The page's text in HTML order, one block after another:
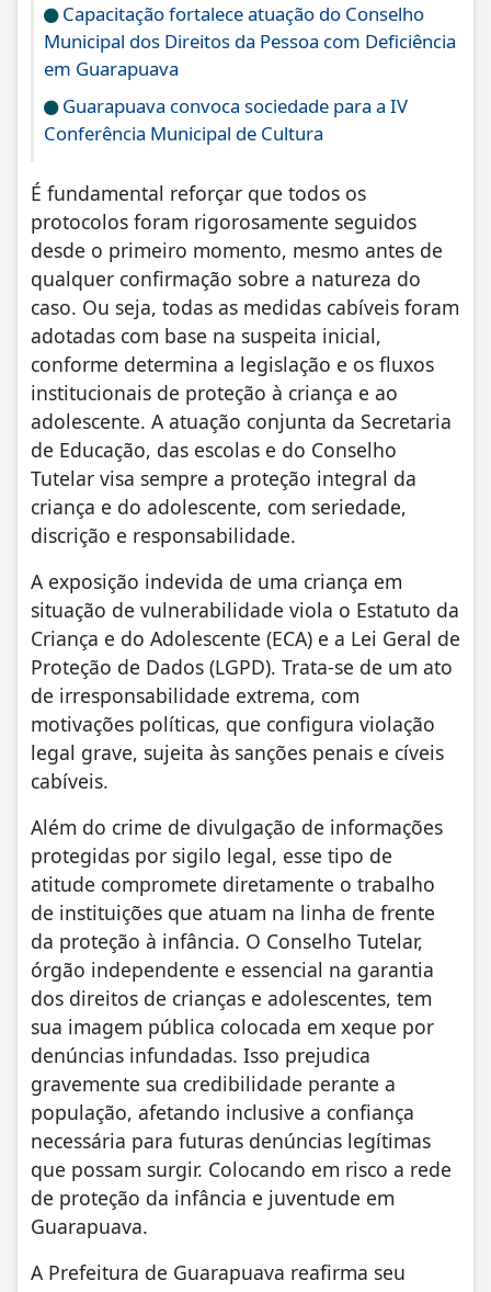
Capacitação fortalece atuação do Conselho
Municipal dos Direitos da Pessoa com Deficiência
em Guarapuava
Guarapuava convoca sociedade para a IV
Conferência Municipal de Cultura
É fundamental reforçar que todos os
protocolos foram rigorosamente seguidos
desde o primeiro momento, mesmo antes de
qualquer confirmação sobre a natureza do
caso. Ou seja, todas as medidas cabíveis foram
adotadas com base na suspeita inicial,
conforme determina a legislação e os fluxos
institucionais de proteção à criança e ao
adolescente. A atuação conjunta da Secretaria
de Educação, das escolas e do Conselho
Tutelar visa sempre a proteção integral da
criança e do adolescente, com seriedade,
discrição e responsabilidade.
A exposição indevida de uma criança em
situação de vulnerabilidade viola o Estatuto da
Criança e do Adolescente (ECA) e a Lei Geral de
Proteção de Dados (LGPD). Trata-se de um ato
de irresponsabilidade extrema, com
motivações políticas, que configura violação
legal grave, sujeita às sanções penais e cíveis
cabíveis.
Além do crime de divulgação de informações
protegidas por sigilo legal, esse tipo de
atitude compromete diretamente o trabalho
de instituições que atuam na linha de frente
da proteção à infância. O Conselho Tutelar,
órgão independente e essencial na garantia
dos direitos de crianças e adolescentes, tem
sua imagem pública colocada em xeque por
denúncias infundadas. Isso prejudica
gravemente sua credibilidade perante a
população, afetando inclusive a confiança
necessária para futuras denúncias legítimas
que possam surgir. Colocando em risco a rede
de proteção da infância e juventude em
Guarapuava.
A Prefeitura de Guarapuava reafirma seu